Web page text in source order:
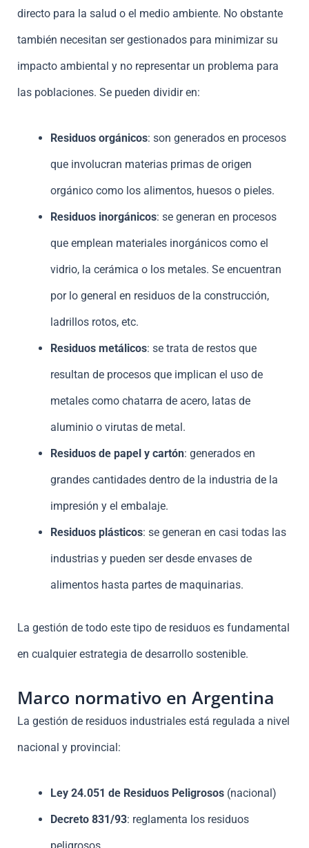
directo para la salud o el medio ambiente. No obstante
también necesitan ser gestionados para minimizar su
impacto ambiental y no representar un problema para
las poblaciones. Se pueden dividir en:
Residuos orgánicos: son generados en procesos
que involucran materias primas de origen
orgánico como los alimentos, huesos o pieles.
Residuos inorgánicos: se generan en procesos
que emplean materiales inorgánicos como el
vidrio, la cerámica o los metales. Se encuentran
por lo general en residuos de la construcción,
ladrillos rotos, etc.
Residuos metálicos: se trata de restos que
resultan de procesos que implican el uso de
metales como chatarra de acero, latas de
aluminio o virutas de metal.
Residuos de papel y cartón: generados en
grandes cantidades dentro de la industria de la
impresión y el embalaje.
Residuos plásticos: se generan en casi todas las
industrias y pueden ser desde envases de
alimentos hasta partes de maquinarias.
La gestión de todo este tipo de residuos es fundamental
en cualquier estrategia de desarrollo sostenible.
Marco normativo en Argentina
La gestión de residuos industriales está regulada a nivel
nacional y provincial:
Ley 24.051 de Residuos Peligrosos (nacional)
Decreto 831/93: reglamenta los residuos